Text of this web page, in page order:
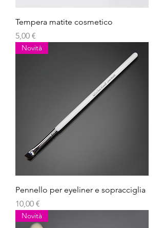
Tempera matite cosmetico
Prezzo
5,00 €
Novità
Pennello per eyeliner e sopracciglia
Prezzo
10,00 €
Novità